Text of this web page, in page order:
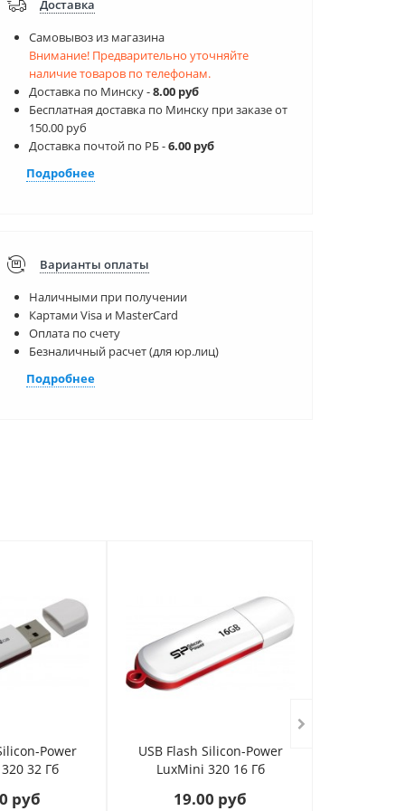
Доставка
Самовывоз из магазина
Внимание! Предварительно уточняйте
наличие товаров по телефонам.
Доставка по Минску -8.00 руб
Бесплатная доставка по Минску при заказе от
150.00 руб
Доставка почтой по РБ -6.00 руб
Подробнее
Варианты оплаты
Наличными при получении
Картами Visa и MasterCard
Оплата по счету
Безналичный расчет (для юр.лиц)
Подробнее
Power
32 Гб
руб
USB Flash Silicon-Power
LuxMini 320 16 Гб
19.00 руб